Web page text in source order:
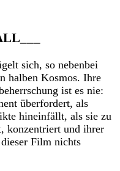
sich, so nebenbei
halben Kosmos. Ihre
ist es nie:
überfordert, als
hineinfällt, als sie zu
konzentriert und ihrer
Film nichts